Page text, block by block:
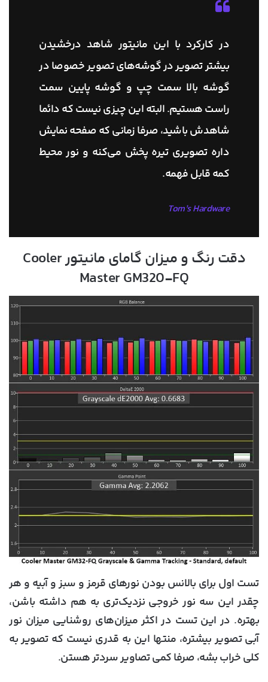
در کارکرد با این مانیتور شاهد درخشیدن
بیشتر تصویر در گوشه‌های تصویر خصوصا در
گوشه بالا سمت چپ و گوشه پایین سمت
راست هستیم. البته این چیزی نیست که دائما
شاهدش باشید، صرفا زمانی که صفحه نمایش
داره تصویری تیره پخش می‌کنه و نور محیط
کمه قابل فهمه.
Tom’s Hardware
دقت رنگ و میزان گامای مانیتور Cooler
Master GM320-FQ
تست اول برای بالانس بودن نورهای قرمز و سبز و آبیه و هر
چقدر این سه نور خروجی نزدیک‌تری به هم داشته باشن،
بهتره. در این تست در اکثر میزان‌های روشنایی میزان نور
آبی تصویر بیشتره، منتها این به قدری نیست که تصویر به
کلی خراب بشه، صرفا کمی تصاویر سردتر هستن.